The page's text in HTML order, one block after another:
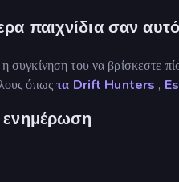
παιχνίδια σαν αυτό
συγκίνηση του να βρίσκεστε
όπωςτα Drift Hunters ,
ενημέρωση